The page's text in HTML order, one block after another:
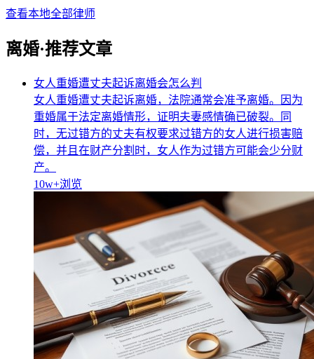
查看本地全部律师
离婚·推荐文章
女人重婚遭丈夫起诉离婚会怎么判
女人重婚遭丈夫起诉离婚，法院通常会准予离婚。因为
重婚属于法定离婚情形，证明夫妻感情确已破裂。同
时，无过错方的丈夫有权要求过错方的女人进行损害赔
偿，并且在财产分割时，女人作为过错方可能会少分财
产。
10w+浏览